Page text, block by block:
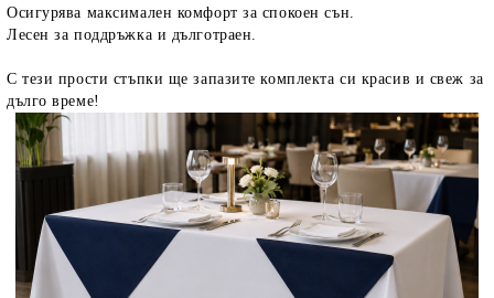
Осигурява максимален комфорт за спокоен сън.
Лесен за поддръжка и дълготраен.
С тези прости стъпки ще запазите комплекта си красив и свеж за
дълго време!